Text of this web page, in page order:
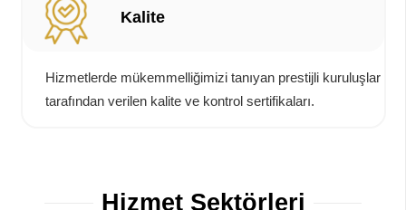
Kalite
Hizmetlerde mükemmelliğimizi tanıyan prestijli kuruluşlar
tarafından verilen kalite ve kontrol sertifikaları.
Hizmet Sektörleri